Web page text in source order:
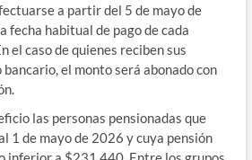
a partir del 5 de mayo de
fecha habitual de pago de cada
el caso de quienes reciben sus
el monto será abonado con
las personas pensionadas que
1 de mayo de 2026 y cuya pensión